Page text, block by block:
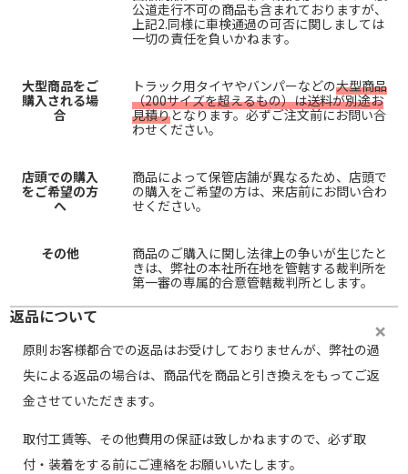
公道走行不可の商品も含まれておりますが、
上記2.同様に車検通過の可否に関しましては
一切の責任を負いかねます。
大型商品をご
購入される場
合
トラック用タイヤやバンパーなどの大型商品
（200サイズを超えるもの）は送料が別途お
見積りとなります。必ずご注文前にお問い合
わせください。
店頭での購入
をご希望の方
へ
商品によって保管店舗が異なるため、店頭で
の購入をご希望の方は、来店前にお問い合わ
せください。
その他
商品のご購入に関し法律上の争いが生じたと
きは、弊社の本社所在地を管轄する裁判所を
第一審の専属的合意管轄裁判所とします。
返品について
原則お客様都合での返品はお受けしておりませんが、弊社の過
失による返品の場合は、商品代を商品と引き換えをもってご返
金させていただきます。
取付工賃等、その他費用の保証は致しかねますので、必ず取
付・装着をする前にご連絡をお願いいたします。